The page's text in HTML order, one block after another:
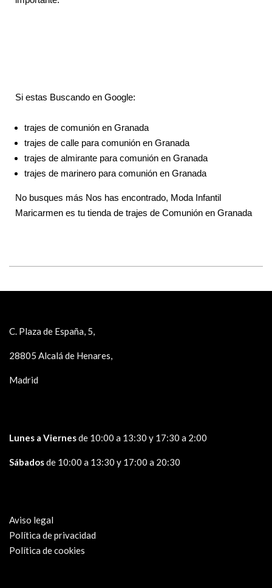
Si estas Buscando en Google:
trajes de comunión en Granada
trajes de calle para comunión en Granada
trajes de almirante para comunión en Granada
trajes de marinero para comunión en Granada
No busques más Nos has encontrado, Moda Infantil
Maricarmen es tu tienda de trajes de Comunión en Granada
C. Plaza de España, 5,
28805 Alcalá de Henares,
Madrid
Lunes a Viernesde 10:00 a 13:30 y 17:30 a 2:00
Sábadosde 10:00 a 13:30 y 17:00 a 20:30
Aviso legal
Política de privacidad
Política de cookies